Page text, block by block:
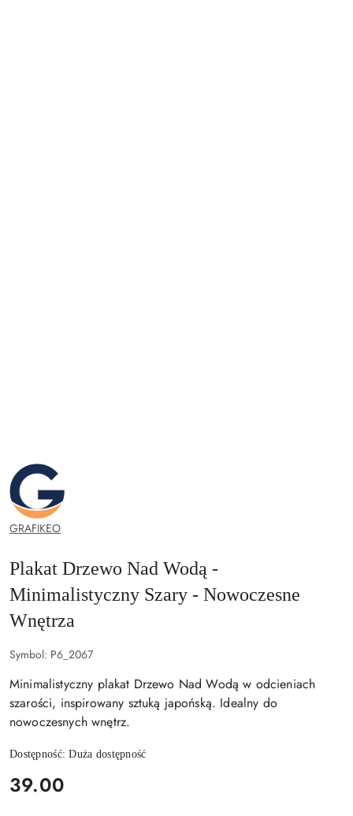
GRAFIKEO.PL
GRAFIKEO
Plakat Drzewo Nad Wodą -
Minimalistyczny Szary - Nowoczesne
Wnętrza
Symbol: P6_2067
Minimalistyczny plakat Drzewo Nad Wodą w odcieniach
szarości, inspirowany sztuką japońską. Idealny do
nowoczesnych wnętrz.
Dostępność:Duża dostępność
cena:
39.00